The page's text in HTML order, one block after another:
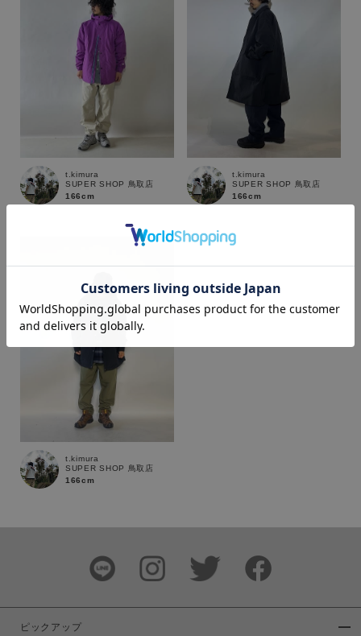
通常商品
在庫あり 在庫なし含む
t.kimura
SUPER SHOP 鳥取店
166cm
t.kimura
SUPER SHOP 鳥取店
166cm
t.kimura
SUPER SHOP 鳥取店
166cm
ピックアップ